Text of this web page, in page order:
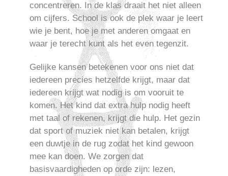
concentreren. In de klas draait het niet alleen
om cijfers. School is ook de plek waar je leert
wie je bent, hoe je met anderen omgaat en
waar je terecht kunt als het even tegenzit.
Gelijke kansen betekenen voor ons niet dat
iedereen precies hetzelfde krijgt, maar dat
iedereen krijgt wat nodig is om vooruit te
komen. Het kind dat extra hulp nodig heeft
met taal of rekenen, krijgt die hulp. Het gezin
dat sport of muziek niet kan betalen, krijgt
een duwtje in de rug zodat het kind gewoon
mee kan doen. We zorgen dat
basisvaardigheden op orde zijn: lezen,